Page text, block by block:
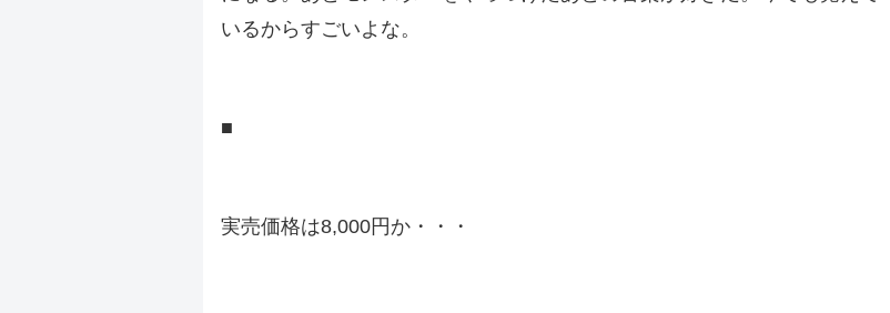
いるからすごいよな。
■
実売価格は8,000円か・・・